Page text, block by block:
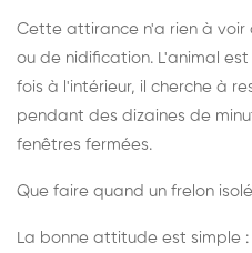
Cette attirance n'a rien à
ou de nidification. L'animal
fois à l'intérieur, il cherche à
pendant des dizaines de
fenêtres fermées.
Que faire quand un frelon
La bonne attitude est simple :